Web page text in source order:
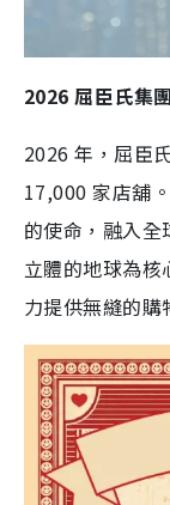
2026 屈臣氏集
2026 年，屈臣
17,000 家店舖
的使命，融入
立體的地球為
力提供無縫的購